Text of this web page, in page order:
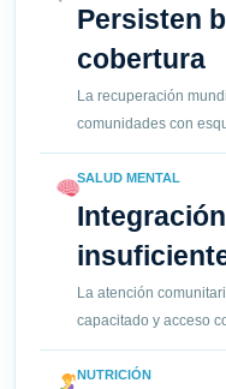
Persisten
cobertura
La recuperación
comunidades con
SALUD MENTAL
La atención
capacitado y acceso
NUTRICIÓN